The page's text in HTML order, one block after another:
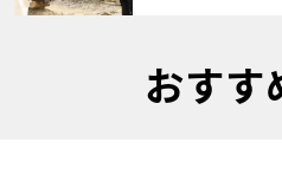
おすす